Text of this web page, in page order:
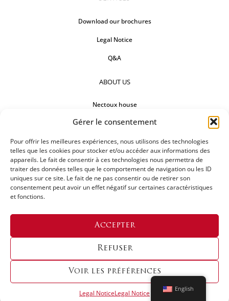
Gérer le consentement
Pour offrir les meilleures expériences, nous utilisons des technologies
telles que les cookies pour stocker et/ou accéder aux informations des
appareils. Le fait de consentir à ces technologies nous permettra de
traiter des données telles que le comportement de navigation ou les ID
uniques sur ce site. Le fait de ne pas consentir ou de retirer son
consentement peut avoir un effet négatif sur certaines caractéristiques
et fonctions.
Accepter
Refuser
Voir les préférences
Legal NoticeLegal Notice
Download our brochures
Legal Notice
Q&A
ABOUT US
Nectoux house
Countertops
Our references
FOLLOW US
REQUEST FOR A QUOTATION
Copyright © 2024 LES ATELIERS NECTOUX | Designed By
English